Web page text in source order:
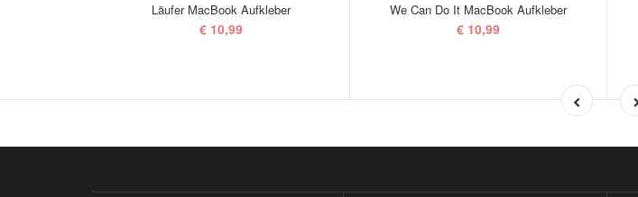
Läufer MacBook Aufkleber
€ 10,99
We Can Do It MacBook Aufkleber
€ 10,99